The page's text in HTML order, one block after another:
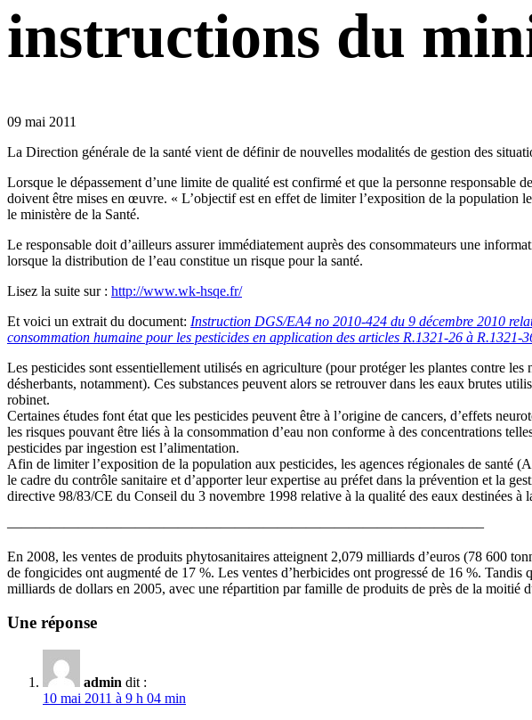
instructions du
09 mai 2011
La Direction générale de la santé vient de définir de nouvelles modalités de gestion des
Lorsque le dépassement d’une limite de qualité est confirmé et que la personne responsable
doivent être mises en œuvre. « L’objectif est en effet de limiter l’exposition de la population
le ministère de la Santé.
Le responsable doit d’ailleurs assurer immédiatement auprès des consommateurs une
lorsque la distribution de l’eau constitue un risque pour la santé.
Lisez la suite sur : http://www.wk-hsqe.fr/
Et voici un extrait du document: Instruction DGS/EA4 no 2010-424 du 9 décembre 2010
consommation humaine pour les pesticides en application des articles R.1321-26 à R.1321-
Les pesticides sont essentiellement utilisés en agriculture (pour protéger les plantes contre
désherbants, notamment). Ces substances peuvent alors se retrouver dans les eaux brutes
robinet.
Certaines études font état que les pesticides peuvent être à l’origine de cancers, d’effets
les risques pouvant être liés à la consommation d’eau non conforme à des concentrations
pesticides par ingestion est l’alimentation.
Afin de limiter l’exposition de la population aux pesticides, les agences régionales de santé
le cadre du contrôle sanitaire et d’apporter leur expertise au préfet dans la prévention et la
directive 98/83/CE du Conseil du 3 novembre 1998 relative à la qualité des eaux destinées
—————————————————————————————————–
En 2008, les ventes de produits phytosanitaires atteignent 2,079 milliards d’euros (78 600
de fongicides ont augmenté de 17 %. Les ventes d’herbicides ont progressé de 16 %.
milliards de dollars en 2005, avec une répartition par famille de produits de près de la
Une réponse
admin dit :
10 mai 2011 à 9 h 04 min